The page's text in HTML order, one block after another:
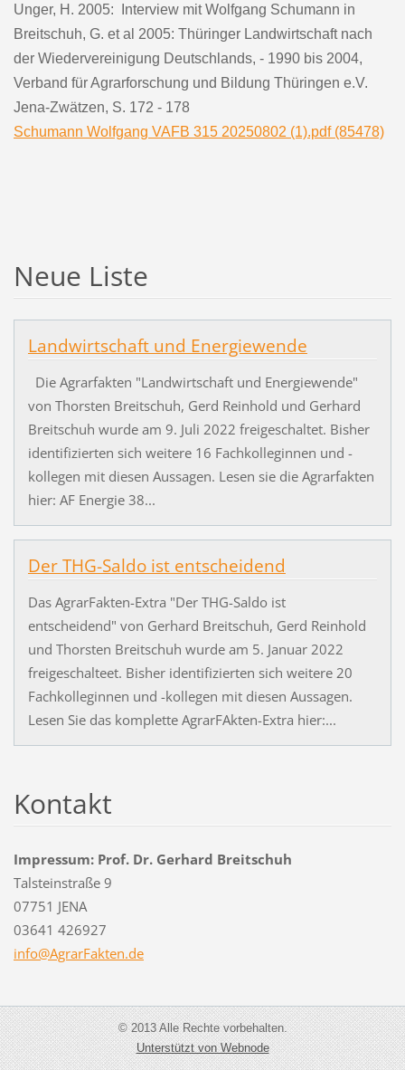
Unger, H. 2005: Interview mit Wolfgang Schumann in
Breitschuh, G. et al 2005: Thüringer Landwirtschaft nach
der Wiedervereinigung Deutschlands, - 1990 bis 2004,
Verband für Agrarforschung und Bildung Thüringen e.V.
Jena-Zwätzen, S. 172 - 178
Schumann Wolfgang VAFB 315 20250802 (1).pdf (85478)
Neue Liste
Landwirtschaft und Energiewende
Die Agrarfakten "Landwirtschaft und Energiewende"
von Thorsten Breitschuh, Gerd Reinhold und Gerhard
Breitschuh wurde am 9. Juli 2022 freigeschaltet. Bisher
identifizierten sich weitere 16 Fachkolleginnen und -
kollegen mit diesen Aussagen. Lesen sie die Agrarfakten
hier: AF Energie 38...
Der THG-Saldo ist entscheidend
Das AgrarFakten-Extra "Der THG-Saldo ist
entscheidend" von Gerhard Breitschuh, Gerd Reinhold
und Thorsten Breitschuh wurde am 5. Januar 2022
freigeschalteet. Bisher identifizierten sich weitere 20
Fachkolleginnen und -kollegen mit diesen Aussagen.
Lesen Sie das komplette AgrarFAkten-Extra hier:...
Kontakt
Impressum: Prof. Dr. Gerhard Breitschuh
Talsteinstraße 9
07751 JENA
03641 426927
info@AgrarFakten.de
© 2013 Alle Rechte vorbehalten.
Unterstützt von Webnode